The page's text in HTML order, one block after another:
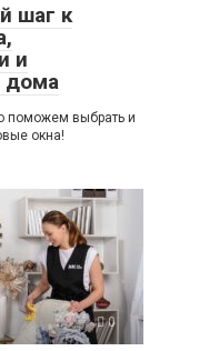
шаг к
и
дома
поможем выбрать и
окна!
0